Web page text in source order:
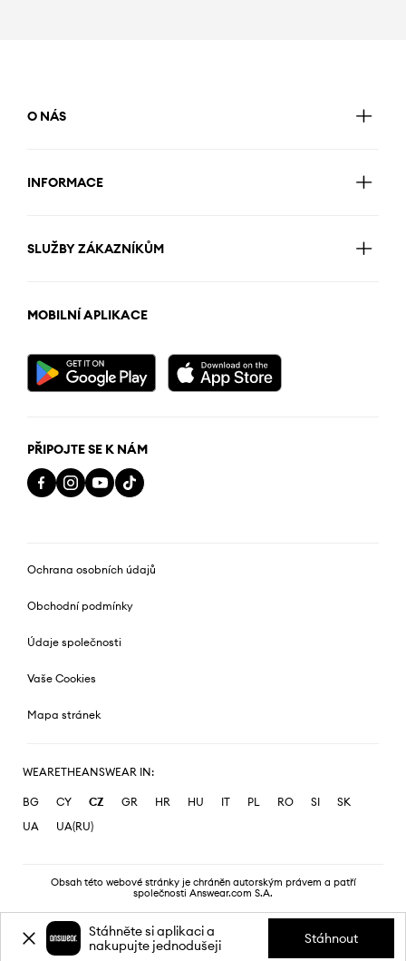
O NÁS
INFORMACE
SLUŽBY ZÁKAZNÍKŮM
MOBILNÍ APLIKACE
PŘIPOJTE SE K NÁM
Ochrana osobních údajů
Obchodní podmínky
Údaje společnosti
Vaše Cookies
Mapa stránek
WEARETHEANSWEAR IN:
BG CY CZ GR HR HU IT PL RO SI
SK
UA
UA(RU)
Obsah této webové stránky je chráněn autorským právem a patří
společnosti Answear.com S.A.
Stáhněte si aplikaci a
nakupujte jednodušeji
Stáhnout